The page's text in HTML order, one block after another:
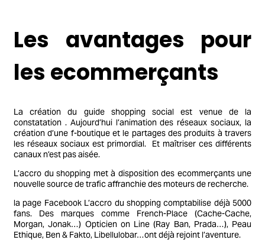
Les avantages pour
les ecommerçants
La création du guide shopping social est venue de la
constatation . Aujourd’hui l’animation des réseaux sociaux, la
création d’une f-boutique et le partages des produits à travers
les réseaux sociaux est primordial. Et maîtriser ces différents
canaux n’est pas aisée.
L’accro du shopping met à disposition des ecommerçants une
nouvelle source de trafic affranchie des moteurs de recherche.
la page Facebook L’accro du shopping comptabilise déjà 5000
fans. Des marques comme French-Place (Cache-Cache,
Morgan, Jonak…) Opticien on Line (Ray Ban, Prada…), Peau
Ethique, Ben & Fakto, Libellulobar…ont déjà rejoint l’aventure.